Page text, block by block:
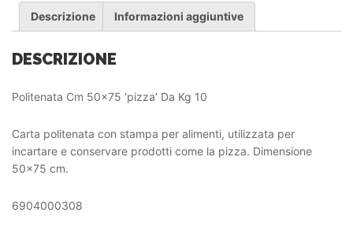
Descrizione Informazioni aggiuntive
DESCRIZIONE
Politenata Cm 50×75 ‘pizza’ Da Kg 10
Carta politenata con stampa per alimenti, utilizzata per
incartare e conservare prodotti come la pizza. Dimensione
50×75 cm.
6904000308